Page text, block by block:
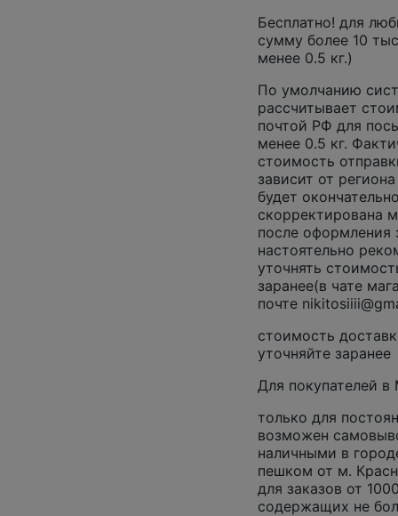
Бесплатно! для
сумму более 10
менее 0.5 кг.)
По умолчанию
рассчитывает
почтой РФ для
менее 0.5 кг.
стоимость
зависит от
будет
скорректирована
после оформления
настоятельно
уточнять
заранее(в чате
почте
стоимость
уточняйте заранее
Для покупателей в
только для
возможен
наличными в
пешком от м.
для заказов от
содержащих не